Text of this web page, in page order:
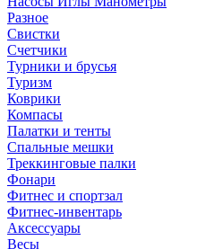
Разное
Свистки
Счетчики
Турники и брусья
Туризм
Коврики
Компасы
Палатки и тенты
Спальные мешки
Треккинговые палки
Фонари
Фитнес и спортзал
Фитнес-инвентарь
Аксессуары
Весы